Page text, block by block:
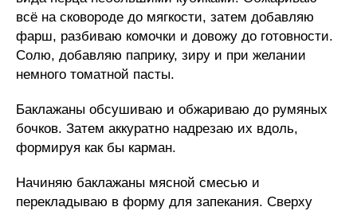
всё на сковороде до мягкости, затем добавляю
фарш, разбиваю комочки и довожу до готовности.
Солю, добавляю паприку, зиру и при желании
немного томатной пасты.
Баклажаны обсушиваю и обжариваю до румяных
бочков. Затем аккуратно надрезаю их вдоль,
формируя как бы карман.
Начиняю баклажаны мясной смесью и
перекладываю в форму для запекания. Сверху